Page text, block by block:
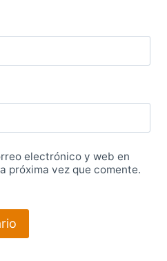
electrónico y web en
próxima vez que comente.